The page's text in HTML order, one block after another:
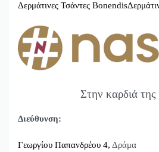
Στην καρδιά
Διεύθυνση:
Γεωργίου Παπανδρέου 4, Δράμα
Δερμάτινες Τσάντες Bonendis